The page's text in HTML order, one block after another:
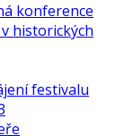
konference
historických
festivalu